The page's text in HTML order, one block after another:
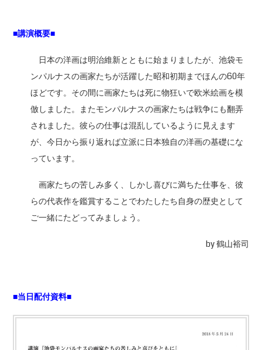
■講演概要■
日本の洋画は明治維新とともに始まりましたが、池袋モ
ンパルナスの画家たちが活躍した昭和初期までほんの60年
ほどです。その間に画家たちは死に物狂いで欧米絵画を模
倣しました。またモンパルナスの画家たちは戦争にも翻弄
されました。彼らの仕事は混乱しているように見えます
が、今日から振り返れば立派に日本独自の洋画の基礎にな
っています。
画家たちの苦しみ多く、しかし喜びに満ちた仕事を、彼
らの代表作を鑑賞することでわたしたち自身の歴史として
ご一緒にたどってみましょう。
by 鶴山裕司
■当日配付資料■